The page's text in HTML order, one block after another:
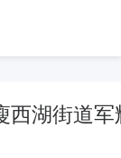
西湖街道